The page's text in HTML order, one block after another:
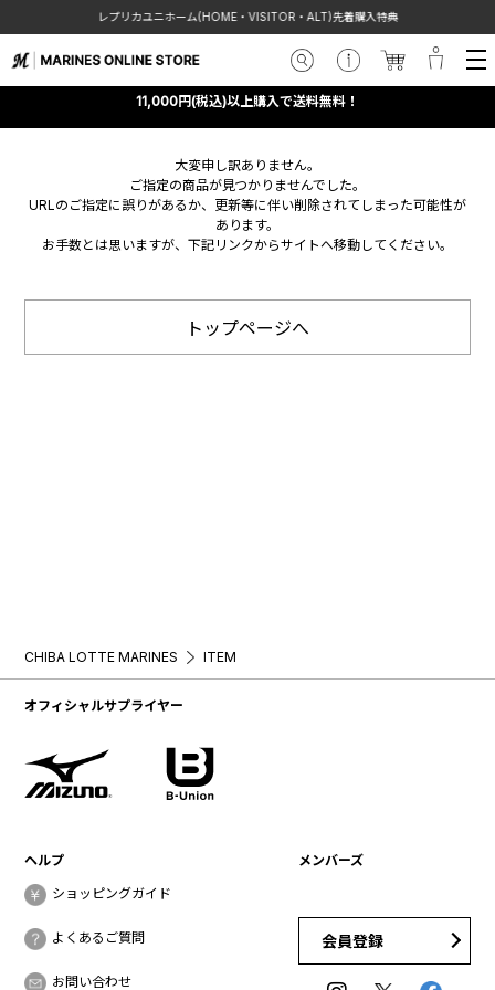
レプリカユニホーム(HOME・VISITOR・ALT)先着購入特典
11,000円(税込)以上購入で送料無料！
大変申し訳ありません。
ご指定の商品が見つかりませんでした。
URLのご指定に誤りがあるか、更新等に伴い削除されてしまった可能性が
あります。
お手数とは思いますが、下記リンクからサイトへ移動してください。
トップページへ
CHIBA LOTTE MARINES ITEM
オフィシャルサプライヤー
ヘルプ
ショッピングガイド
よくあるご質問
お問い合わせ
メンバーズ
会員登録